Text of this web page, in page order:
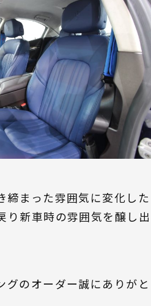
締まった雰囲気に変化した
り新車時の雰囲気を醸し出
グのオーダー誠にありがと